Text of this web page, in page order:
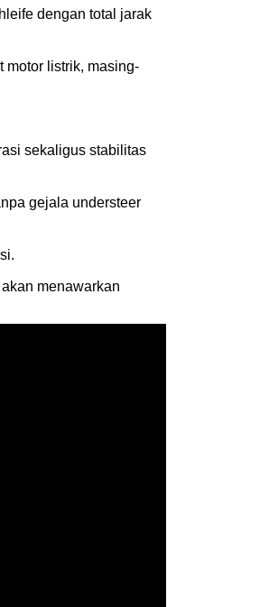
dengan total jarak
motor listrik, masing-
sekaligus stabilitas
gejala understeer
menawarkan